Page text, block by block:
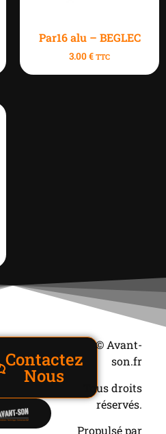
Par16 alu – BEGLEC
3.00€ TTC
Contactez
Nous
© Avant-
son.fr
Tous droits
réservés.
Propulsé par